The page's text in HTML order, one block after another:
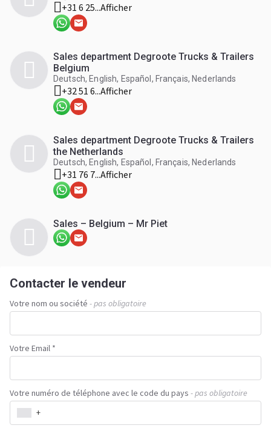
+31 6 25...Afficher
Sales department Degroote Trucks & Trailers
Belgium
Deutsch, English, Español, Français, Nederlands
+32 51 6...Afficher
Sales department Degroote Trucks & Trailers
the Netherlands
Deutsch, English, Español, Français, Nederlands
+31 76 7...Afficher
Sales – Belgium – Mr Piet
Contacter le vendeur
Votre nom ou société - pas obligatoire
Votre Email *
Votre numéro de téléphone avec le code du pays - pas obligatoire
+